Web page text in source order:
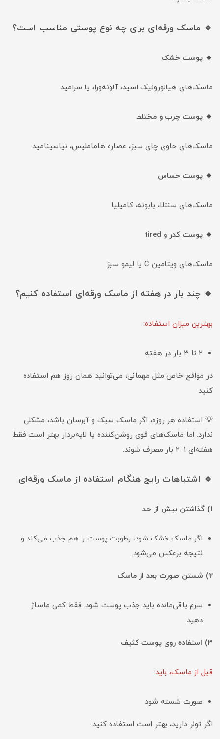
🔹 ماسک ورقه‌ای برای چه نوع پوستی مناسب است؟
🔸 پوست خشک
ماسک‌های هیالورونیک اسید، آلوئه‌ورا، یا سرامید
🔸 پوست چرب و مختلط
ماسک‌های حاوی چای سبز، عصاره هاماملیس، نیاسینامید
🔸 پوست حساس
ماسک‌های سنتلا، بابونه، کامیلیا
🔸 پوست کدر و tired
ماسک‌های ویتامین C یا لیمو سبز
🔹 چند بار در هفته از ماسک ورقه‌ای استفاده کنیم؟
بهترین میزان استفاده:
۲ تا ۳ بار در هفته
در مواقع خاص مثل مهمانی، می‌توانید همان روز هم استفاده
کنید
💡 استفاده هر روزه، اگر ماسک سبک و آبرسان باشد، مشکلی
ندارد. اما ماسک‌های قوی روشن‌کننده یا لایه‌بردار بهتر است فقط
هفته‌ای ۱–۲ بار مصرف شوند.
🔹 اشتباهات رایج هنگام استفاده از ماسک ورقه‌ای
1) گذاشتن بیش از حد
اگر ماسک خشک شود، رطوبت پوست را هم جذب می‌کند و
نتیجه برعکس می‌شود.
2) شستن صورت بعد از ماسک
سرم باقی‌مانده باید جذب پوست شود. فقط کمی ماساژ
دهید.
3) استفاده روی پوست کثیف
قبل از ماسک، باید:
صورت شسته شود
اگر تونر دارید، بهتر است استفاده کنید